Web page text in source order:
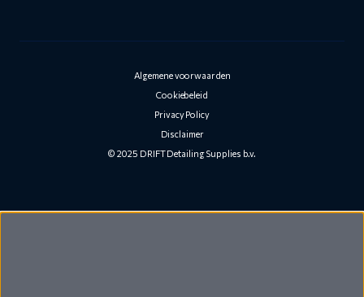
Algemene voorwaarden
Cookiebeleid
Privacy Policy
Disclaimer
© 2025 DRIFT Detailing Supplies b.v.